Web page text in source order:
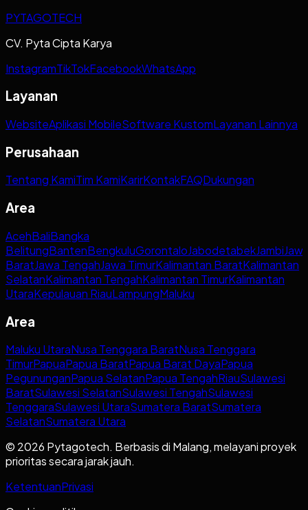
PYTAGOTECH
CV. Pyta Cipta Karya
InstagramTikTokFacebookWhatsApp
Layanan
WebsiteAplikasi MobileSoftware KustomLayanan Lainnya
Perusahaan
Tentang KamiTim KamiKarirKontakFAQDukungan
Area
AcehBaliBangka
BelitungBantenBengkuluGorontaloJabodetabekJambi
BaratJawa TengahJawa TimurKalimantan BaratKalimantan
SelatanKalimantan TengahKalimantan TimurKalimantan
UtaraKepulauan RiauLampungMaluku
Area
Maluku UtaraNusa Tenggara BaratNusa Tenggara
TimurPapuaPapua BaratPapua Barat DayaPapua
PegununganPapua SelatanPapua TengahRiauSulawesi
BaratSulawesi SelatanSulawesi TengahSulawesi
TenggaraSulawesi UtaraSumatera BaratSumatera
SelatanSumatera Utara
© 2026 Pytagotech. Berbasis di Malang, melayani proyek
prioritas secara jarak jauh.
KetentuanPrivasi